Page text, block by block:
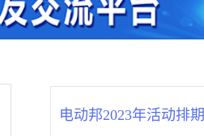
电动邦2023年活动排期